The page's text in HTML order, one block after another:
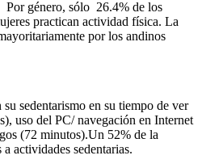
Por género, sólo 26.4% de los
practican actividad física. La
por los andinos
sedentarismo en su tiempo de ver
uso del PC/ navegación en Internet
(72 minutos).Un 52% de la
actividades sedentarias.